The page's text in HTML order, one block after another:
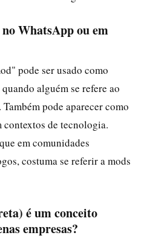
WhatsApp ou em
pode ser usado como
alguém se refere ao
pode aparecer como
de tecnologia.
em comunidades
costuma se referir a mods
é um conceito
empresas?